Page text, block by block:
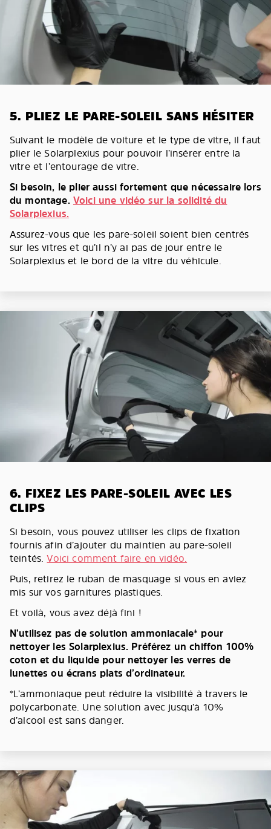
5. PLIEZ LE PARE-SOLEIL SANS HÉSITER
Suivant le modèle de voiture et le type de vitre, il faut
plier le Solarplexius pour pouvoir l’insérer entre la
vitre et l’entourage de vitre.
Si besoin, le plier aussi fortement que nécessaire lors
du montage. Voici une vidéo sur la solidité du
Solarplexius.
Assurez-vous que les pare-soleil soient bien centrés
sur les vitres et qu’il n’y ai pas de jour entre le
Solarplexius et le bord de la vitre du véhicule.
6. FIXEZ LES PARE-SOLEIL AVEC LES
CLIPS
Si besoin, vous pouvez utiliser les clips de fixation
fournis afin d’ajouter du maintien au pare-soleil
teintés.Voici comment faire en vidéo.
Puis, retirez le ruban de masquage si vous en aviez
mis sur vos garnitures plastiques.
Et voilà, vous avez déjà fini !
N’utilisez pas de solution ammoniacale* pour
nettoyer les Solarplexius. Préférez un chiffon 100%
coton et du liquide pour nettoyer les verres de
lunettes ou écrans plats d’ordinateur.
*L’ammoniaque peut réduire la visibilité à travers le
polycarbonate. Une solution avec jusqu’à 10%
d’alcool est sans danger.